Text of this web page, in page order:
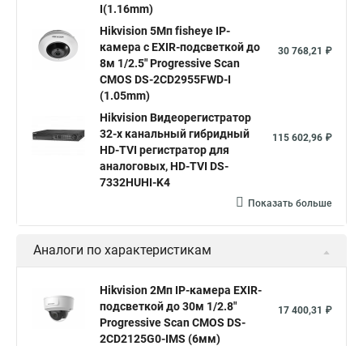
Hikvision poe
Hikvision 2 8 mm Hikvision camera Hikvision 2cd1148 i b
Видеонаблюдение Ip видеокамеры
Hikvision 2cd2142fwd
Hikvision ds 2cd1148 hikvision ds 2cd1148 i b
hikvision ds 2cd2042wd i Видеокамера hikvision
Видеокамеры hikvision ds
Камера Hikvision ds 2ce16d8t
Видеокамера hikvision hiwatch
Камера Hikvision ds 2cd2442fwd
Уличная камера Hikvision ip camera
Hikvision поворотная камера Hikvision купольная
I(1.16mm)
Hikvision 5Мп fisheye IP-
камера c EXIR-подсветкой до
8м 1/2.5" Progressive Scan
CMOS DS-2CD2955FWD-I
(1.05mm)
30 768,21 ₽
Hikvision Видеорегистратор
32-х канальный гибридный
HD-TVI регистратор для
аналоговых, HD-TVI DS-
7332HUHI-K4
115 602,96 ₽
Показать больше
Аналоги по характеристикам
Hikvision 2Мп IP-камера EXIR-
подсветкой до 30м 1/2.8"
Progressive Scan CMOS DS-
2CD2125G0-IMS (6мм)
17 400,31 ₽